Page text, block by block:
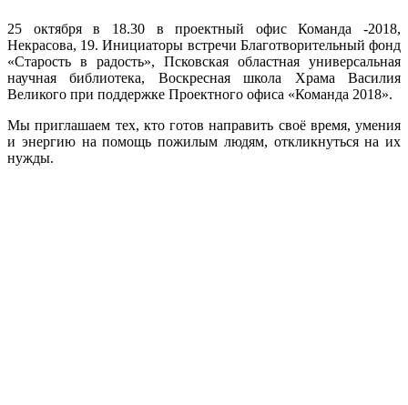
25 октября в 18.30 в проектный офис Команда -2018,
Некрасова, 19. Инициаторы встречи Благотворительный фонд
«Старость в радость», Псковская областная универсальная
научная библиотека, Воскресная школа Храма Василия
Великого при поддержке Проектного офиса «Команда 2018».
Мы приглашаем тех, кто готов направить своё время, умения
и энергию на помощь пожилым людям, откликнуться на их
нужды.